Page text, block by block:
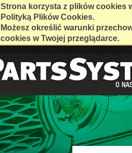
Strona korzysta z plików cookies
Polityką Plików Cookies.
Możesz określić warunki
cookies w Twojej przeglądarce.